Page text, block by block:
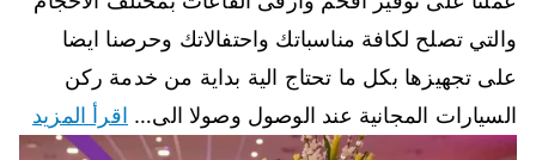
والتي تصلح لكافة مناسباتك واحتفالاتك وحرصنا ايضا
على تجهيزها بكل ما تحتاج الية بداية من خدمة ركن
السيارات المجانية عند الوصول وصولا الى… اقرأ المزيد